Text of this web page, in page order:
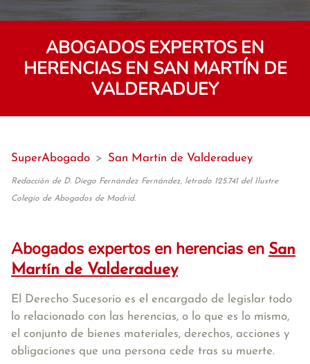
ABOGADOS EXPERTOS EN
HERENCIAS EN SAN MARTÍN DE
VALDERADUEY
SuperAbogado > San Martín de Valderaduey
Redacción de D. Diego Fernández Fernández, letrado 125.741 del Ilustre
Colegio de Abogados de Madrid.
Abogados expertos en herencias en San
Martín de Valderaduey
El Derecho Sucesorio es el encargado de legislar todo
lo relacionado con las herencias, o lo que es lo mismo,
el conjunto de bienes materiales, derechos, acciones y
obligaciones que una persona cede tras su muerte.